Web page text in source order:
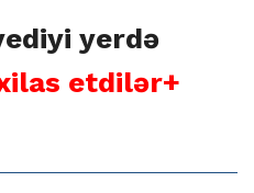
yerdə
etdilər+